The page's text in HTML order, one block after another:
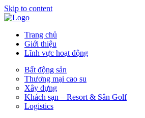
Skip to content
CÔNG TY CỔ PHẦN ĐẦU TƯ IRB | IRB
Kiến tạo giá trị cuộc sống bền vững
Trang chủ
Giới thiệu
Lĩnh vực hoạt động
Bất động sản
Thương mại cao su
Xây dựng
Khách sạn – Resort & Sân Golf
Logistics